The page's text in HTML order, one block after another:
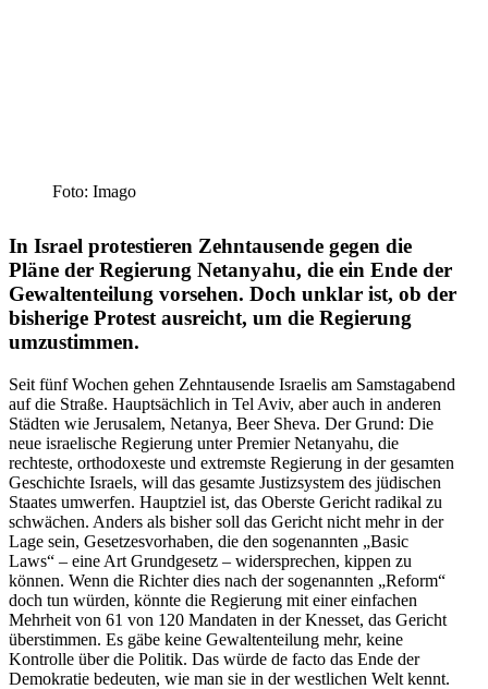
Foto: Imago
In Israel protes­tieren Zehntau­sende gegen die
Pläne der Regierung Netanyahu, die ein Ende der
Gewal­ten­teilung vorsehen. Doch unklar ist, ob der
bisherige Protest ausreicht, um die Regierung
umzustimmen.
Seit fünf Wochen gehen Zehntau­sende Israelis am Samstag­abend
auf die Straße. Haupt­sächlich in Tel Aviv, aber auch in anderen
Städten wie Jerusalem, Netanya, Beer Sheva. Der Grund: Die
neue israe­lische Regierung unter Premier Netanyahu, die
rechteste, ortho­do­xeste und extremste Regierung in der gesamten
Geschichte Israels, will das gesamte Justiz­system des jüdischen
Staates umwerfen. Hauptziel ist, das Oberste Gericht radikal zu
schwächen. Anders als bisher soll das Gericht nicht mehr in der
Lage sein, Geset­zes­vor­haben, die den sogenannten „Basic
Laws“ – eine Art Grund­gesetz – wider­sprechen, kippen zu
können. Wenn die Richter dies nach der sogenannten „Reform“
doch tun würden, könnte die Regierung mit einer einfachen
Mehrheit von 61 von 120 Mandaten in der Knesset, das Gericht
überstimmen. Es gäbe keine Gewal­ten­teilung mehr, keine
Kontrolle über die Politik. Das würde de facto das Ende der
Demokratie bedeuten, wie man sie in der westlichen Welt kennt.